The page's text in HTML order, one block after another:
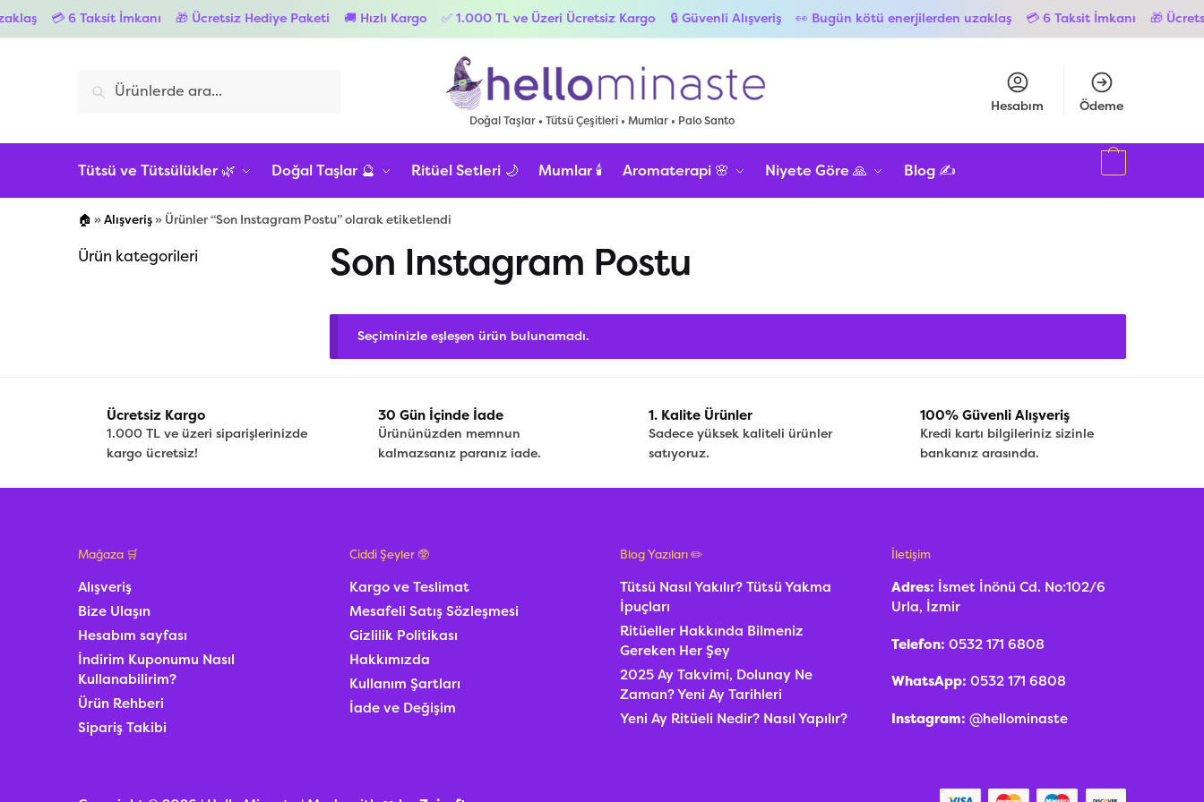
💳 6 Taksit İmkanı 🎁 Ücretsiz Hediye Paketi 🚚 Hızlı Kargo ✅ 1.000 TL ve Üzeri Ücretsiz Kargo 🔒 Güvenli Alışveriş 👀 Bugün kötü enerjilerden uzaklaş 💳 6 Taksit İmkanı 🎁 Ücretsiz
Doğal Taşlar • Tütsü Çeşitleri • Mumlar • Palo Santo
Ara
Hesabım Ödeme
Tütsü ve Tütsülükler 🌿 Doğal Taşlar 🔮 Ritüel Setleri 🌙 Mumlar 🕯️ Aromaterapi 🌸 Niyete Göre 🙏 Blog ✍️
🏠 » Alışveriş » Ürünler “Son Instagram Postu” olarak etiketlendi
Son Instagram Postu
Seçiminizle eşleşen ürün bulunamadı.
Ürün kategorileri
Ücretsiz Kargo
1.000 TL ve üzeri siparişlerinizde
kargo ücretsiz!
30 Gün İçinde İade
Ürününüzden memnun
kalmazsanız paranız iade.
1. Kalite Ürünler
Sadece yüksek kaliteli ürünler
satıyoruz.
100% Güvenli Alışveriş
Kredi kartı bilgileriniz sizinle
bankanız arasında.
Mağaza 🛒
Alışveriş
Bize Ulaşın
Hesabım sayfası
İndirim Kuponumu Nasıl
Kullanabilirim?
Ürün Rehberi
Sipariş Takibi
Ciddi Şeyler 🥸
Kargo ve Teslimat
Mesafeli Satış Sözleşmesi
Gizlilik Politikası
Hakkımızda
Kullanım Şartları
İade ve Değişim
Blog Yazıları ✏️
Tütsü Nasıl Yakılır? Tütsü Yakma
İpuçları
Ritüeller Hakkında Bilmeniz
Gereken Her Şey
2025 Ay Takvimi, Dolunay Ne
Zaman? Yeni Ay Tarihleri
Yeni Ay Ritüeli Nedir? Nasıl Yapılır?
İletişim
Adres: İsmet İnönü Cd. No:102/6
Urla, İzmir
Telefon: 0532 171 6808
WhatsApp: 0532 171 6808
Instagram: @hellominaste